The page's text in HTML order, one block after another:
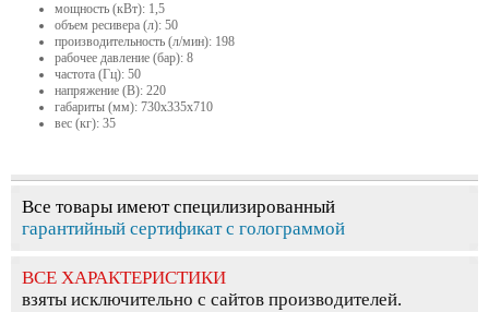
мощность (кВт): 1,5
объем ресивера (л): 50
производительность (л/мин): 198
рабочее давление (бар): 8
частота (Гц): 50
напряжение (В): 220
габариты (мм): 730х335х710
вес (кг): 35
Все товары имеют специлизированный
гарантийный сертификат с голограммой
ВСЕ ХАРАКТЕРИСТИКИ
взяты исключительно с сайтов производителей.